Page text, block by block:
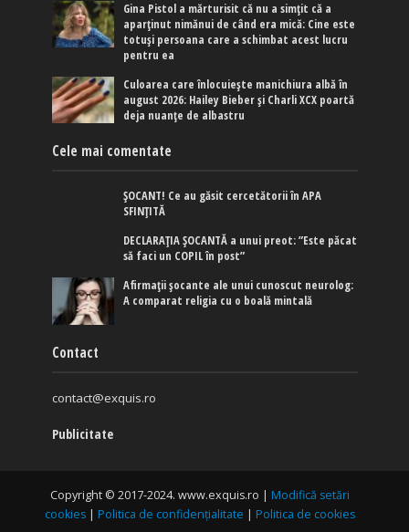
Gina Pistol a mărturisit că nu a simțit că a
aparținut nimănui de când era mică: Cine este
totuși persoana care a schimbat acest lucru
pentru ea
Culoarea care înlocuiește manichiura albă în
august 2026: Hailey Bieber și Charli XCX poartă
deja nuanțe de albastru
Cele mai comentate
ȘOCANT! Ce au găsit cercetătorii în APA
SFINȚITĂ
DECLARAȚIA ȘOCANTĂ a unui preot: ”Este păcat
să faci un COPIL în post”
Afirmaţii şocante ale unui cunoscut neurolog:
A comparat religia cu o boală mintală
Contact
contact@exquis.ro
Publicitate
Copyright © 2017-2024. www.exquis.ro | Modifică setări
cookies | Politica de confidențialitate | Politica de cookies